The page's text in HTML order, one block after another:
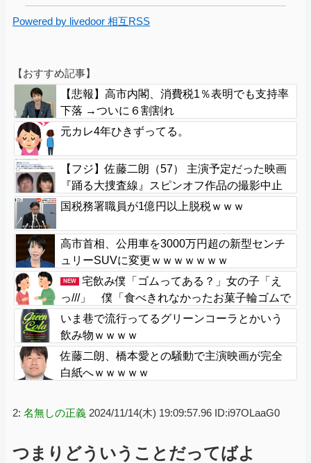
Powered by livedoor 相互RSS
【おすすめ記事】
【悲報】高市内閣、消費税1％表明でも支持率
下落 →ついに６割割れ
元カレ4年ひきずってる。
【フジ】佐藤二朗（57） 主演予定だった映画
『踊る大捜査線』スピンオフ作品の撮影中止
が正式に決定
国税務署職員が1億円以上脱税ｗｗｗ
高市首相、公用車を3000万円超の新型センチ
ュリーSUVに変更ｗｗｗｗｗｗｗ
NEW
宅飲み僕「ゴムってある？」女の子「え
っ///」 僕「食べきれなかったお菓子輪ゴムで
縛りたくて」女の子「⋯あ、そ、そっか///」
いま巷で流行ってるグリーンコーラとかいう
飲み物ｗｗｗｗ
佐藤二朗、橋本愛との騒動で主演映画が完全
白紙へｗｗｗｗｗ
2: 名無しの正義 2024/11/14(木) 19:09:57.96 ID:i97OLaaG0
つまりどういうことだってばよ